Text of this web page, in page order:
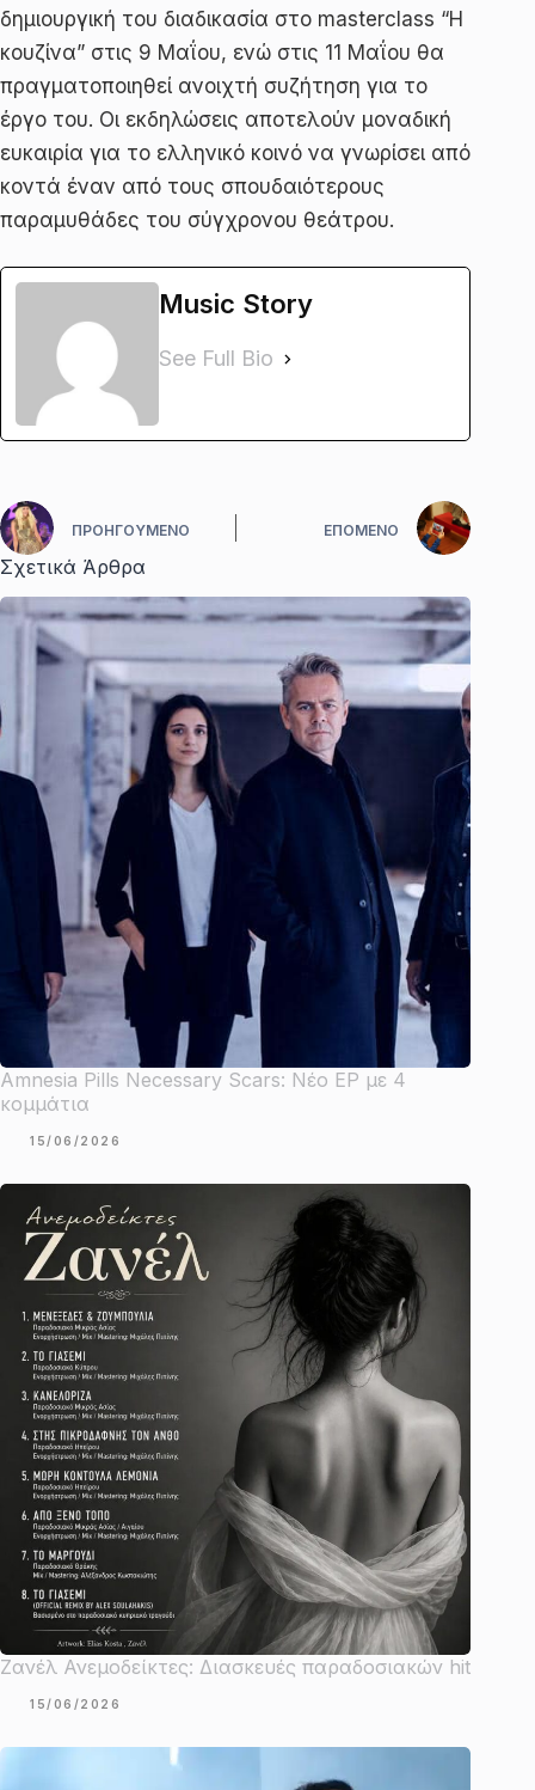
δημιουργική του διαδικασία στο masterclass “Η
κουζίνα” στις 9 Μαΐου, ενώ στις 11 Μαΐου θα
πραγματοποιηθεί ανοιχτή συζήτηση για το
έργο του. Οι εκδηλώσεις αποτελούν μοναδική
ευκαιρία για το ελληνικό κοινό να γνωρίσει από
κοντά έναν από τους σπουδαιότερους
παραμυθάδες του σύγχρονου θεάτρου.
Music Story
See Full Bio
ΠΡΟΗΓΟΎΜΕΝΟ ΕΠΌΜΕΝΟ
Σχετικά Άρθρα
Amnesia Pills Necessary Scars: Νέο EP με 4
κομμάτια
15/06/2026
Ζανέλ Ανεμοδείκτες: Διασκευές παραδοσιακών hit
15/06/2026